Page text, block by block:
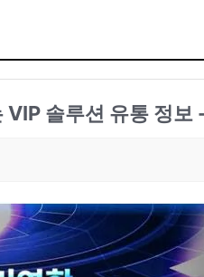
솔루션 유통 정보